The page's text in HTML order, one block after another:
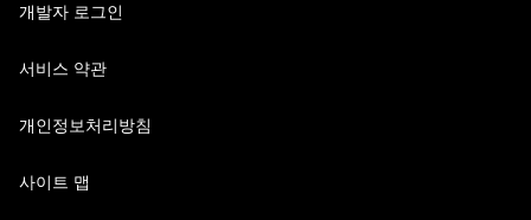
개발자 로그인
서비스 약관
개인정보처리방침
사이트 맵